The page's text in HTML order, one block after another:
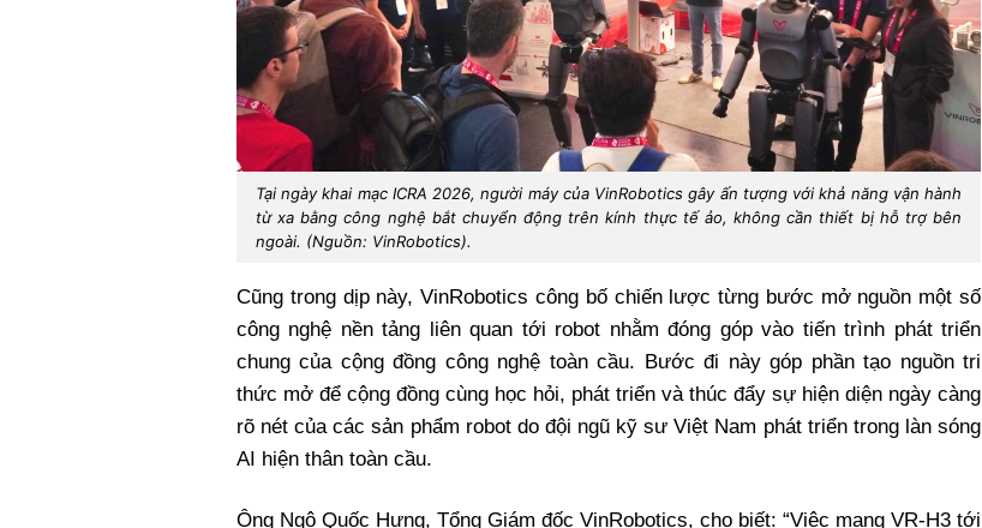
Tại ngày khai mạc ICRA 2026, người máy của VinRobotics gây ấn tượng với khả năng vận hành
từ xa bằng công nghệ bắt chuyển động trên kính thực tế ảo, không cần thiết bị hỗ trợ bên
ngoài. (Nguồn: VinRobotics).
Cũng trong dịp này, VinRobotics công bố chiến lược từng bước mở nguồn một số
công nghệ nền tảng liên quan tới robot nhằm đóng góp vào tiến trình phát triển
chung của cộng đồng công nghệ toàn cầu. Bước đi này góp phần tạo nguồn tri
thức mở để cộng đồng cùng học hỏi, phát triển và thúc đẩy sự hiện diện ngày càng
rõ nét của các sản phẩm robot do đội ngũ kỹ sư Việt Nam phát triển trong làn sóng
AI hiện thân toàn cầu.
Ông Ngô Quốc Hưng, Tổng Giám đốc VinRobotics, cho biết: “Việc mang VR-H3 tới